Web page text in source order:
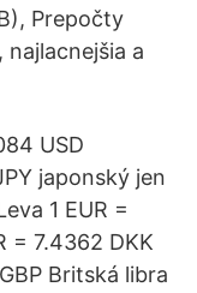
Prepočty
najlacnejšia a
USD
japonský jen
1 EUR =
= 7.4362 DKK
Britská libra